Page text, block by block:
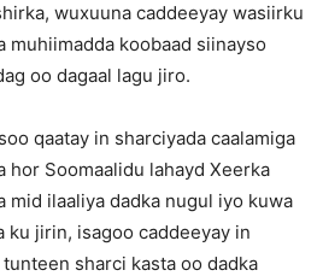
wuxuuna caddeeyay wasiirku
muhiimadda koobaad siinayso
oo dagaal lagu jiro.
qaatay in sharciyada caalamiga
hor Soomaalidu lahayd Xeerka
mid ilaaliya dadka nugul iyo kuwa
ku jirin, isagoo caddeeyay in
sharci kasta oo dadka